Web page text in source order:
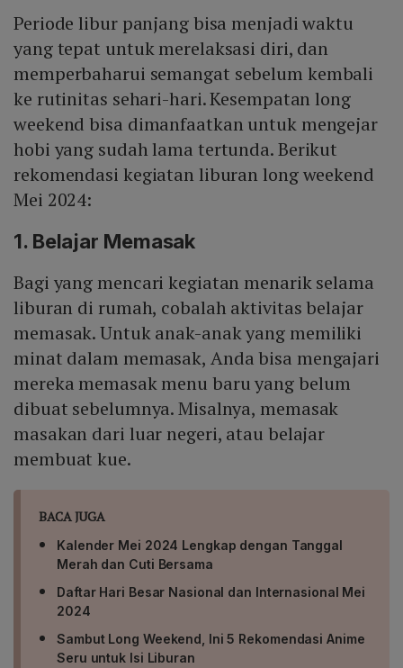
Periode libur panjang bisa menjadi waktu
yang tepat untuk merelaksasi diri, dan
memperbaharui semangat sebelum kembali
ke rutinitas sehari-hari. Kesempatan long
weekend bisa dimanfaatkan untuk mengejar
hobi yang sudah lama tertunda. Berikut
rekomendasi kegiatan liburan long weekend
Mei 2024:
1. Belajar Memasak
Bagi yang mencari kegiatan menarik selama
liburan di rumah, cobalah aktivitas belajar
memasak. Untuk anak-anak yang memiliki
minat dalam memasak, Anda bisa mengajari
mereka memasak menu baru yang belum
dibuat sebelumnya. Misalnya, memasak
masakan dari luar negeri, atau belajar
membuat kue.
BACA JUGA
Kalender Mei 2024 Lengkap dengan Tanggal
Merah dan Cuti Bersama
Daftar Hari Besar Nasional dan Internasional Mei
2024
Sambut Long Weekend, Ini 5 Rekomendasi Anime
Seru untuk Isi Liburan